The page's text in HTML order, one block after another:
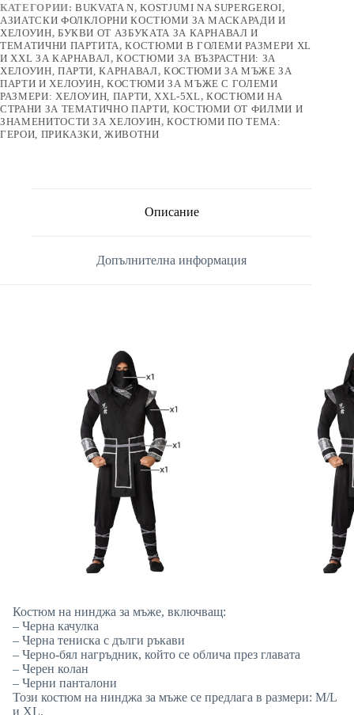
КАТЕГОРИИ:BUKVATA N,KOSTJUMI NA SUPERGEROI,
АЗИАТСКИ ФОЛКЛОРНИ КОСТЮМИ ЗА МАСКАРАДИ И
ХЕЛОУИН, БУКВИ ОТ АЗБУКАТА ЗА КАРНАВАЛ И
ТЕМАТИЧНИ ПАРТИТА,КОСТЮМИ В ГОЛЕМИ РАЗМЕРИ XL
И XXL ЗА КАРНАВАЛ,КОСТЮМИ ЗА ВЪЗРАСТНИ: ЗА
ХЕЛОУИН, ПАРТИ, КАРНАВАЛ, КОСТЮМИ ЗА МЪЖЕ ЗА
ПАРТИ И ХЕЛОУИН,КОСТЮМИ ЗА МЪЖЕ С ГОЛЕМИ
РАЗМЕРИ: ХЕЛОУИН, ПАРТИ, XXL-5XL,КОСТЮМИ НА
СТРАНИ ЗА ТЕМАТИЧНО ПАРТИ, КОСТЮМИ ОТ ФИЛМИ И
ЗНАМЕНИТОСТИ ЗА ХЕЛОУИН,КОСТЮМИ ПО ТЕМА:
ГЕРОИ, ПРИКАЗКИ, ЖИВОТНИ
Описание
Допълнителна информация
Костюм на нинджа за мъже, включващ:
– Черна качулка
– Черна тениска с дълги ръкави
– Черно-бял нагръдник, който се облича през главата
– Черен колан
– Черни панталони
Този костюм на нинджа за мъже се предлага в размери: M/L
и XL.